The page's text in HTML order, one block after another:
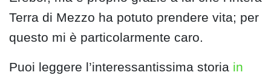
Terra di Mezzo ha potuto prendere vita; per
questo mi è particolarmente caro.
Puoi leggere l’interessantissima storia in